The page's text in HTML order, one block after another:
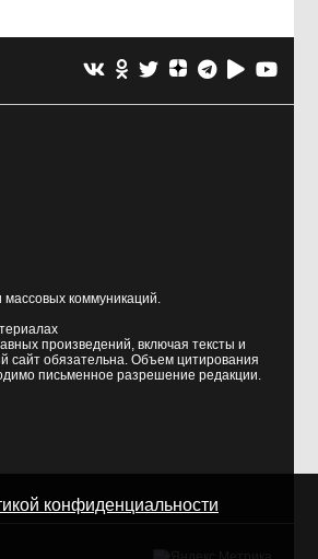
коммуникаций.
произведений, включая тексты и
сайт обязательна. Объем цитирования
письменное разрешение редакции.
конфиденциальности